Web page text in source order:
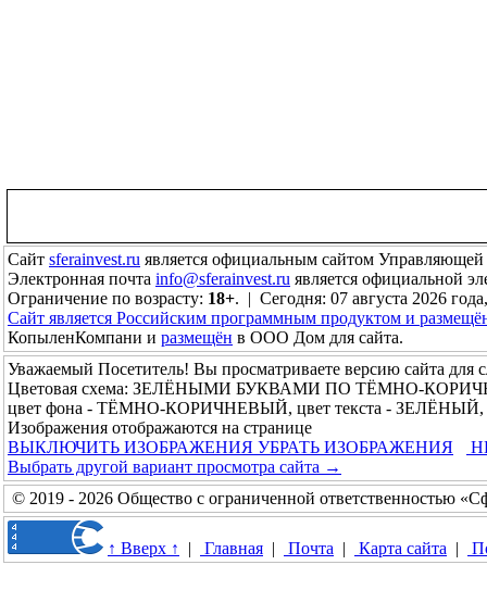
Сайт sferainvest.ru является официальным сайтом
Электронная почта info@sferainvest.ru является официальной
Ограничение по возрасту: 18+. | Сегодня: 07 августа 2026
Сайт является Российским программным продуктом и
КопыленКомпани и размещён в ООО Дом для сайта.
Уважаемый Посетитель! Вы просматриваете версию сайта для
Цветовая схема: ЗЕЛЁНЫМИ БУКВАМИ ПО ТЁМНО-
цвет фона - ТЁМНО-КОРИЧНЕВЫЙ, цвет текста - ЗЕЛЁНЫЙ,
Изображения отображаются на странице
ВЫКЛЮЧИТЬ ИЗОБРАЖЕНИЯ УБРАТЬ ИЗОБРАЖЕНИЯ
Выбрать другой вариант просмотра сайта →
© 2019 - 2026 Общество с ограниченной ответственностью
↑ Вверх ↑ | Главная | Почта | Карта сайта |